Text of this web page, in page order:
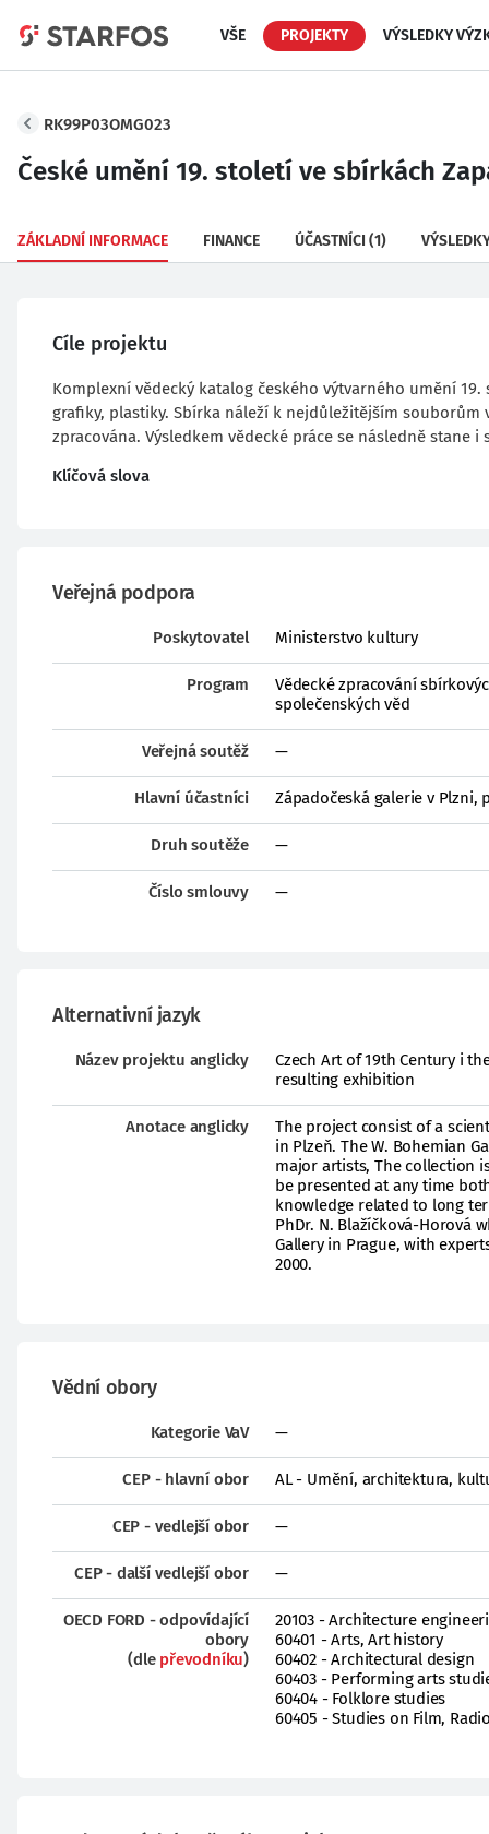
VŠE PROJEKTY VÝSLEDKY
RK99P03OMG023
České umění 19. století ve sbírkách
ZÁKLADNÍ INFORMACE FINANCE ÚČASTNÍCI (1)
Cíle projektu
Komplexní vědecký katalog českého výtvarného umění
grafiky, plastiky. Sbírka náleží k nejdůležitějším
zpracována. Výsledkem vědecké práce se následně stane
Klíčová slova
Veřejná podpora
Poskytovatel Ministerstvo kultury
Program
Vědecké zpracování
společenských věd
Veřejná soutěž —
Hlavní účastníci Západočeská galerie v Plzni,
Druh soutěže —
Číslo smlouvy —
Alternativní jazyk
Název projektu anglicky
Czech Art of 19th Century i
resulting exhibition
Anotace anglicky
The project consist of a
in Plzeň. The W. Bohemian
major artists, The collection
be presented at any time
knowledge related to long
PhDr. N. Blažíčková-Horová
Gallery in Prague, with
2000.
Vědní obory
Kategorie VaV —
CEP - hlavní obor AL - Umění, architektura,
CEP - vedlejší obor —
CEP - další vedlejší obor —
OECD FORD - odpovídající
obory
(dle převodníku)
20103 - Architecture
60401 - Arts, Art history
60402 - Architectural design
60403 - Performing arts
60404 - Folklore studies
60405 - Studies on Film,